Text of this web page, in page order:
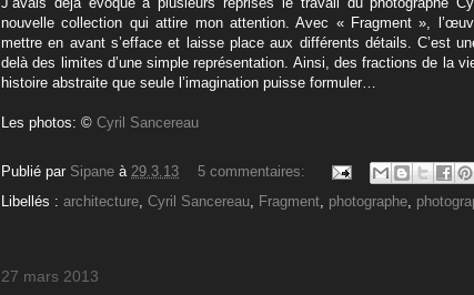
nouvelle collection qui attire mon attention. Avec « Fragment »,
mettre en avant s’efface et laisse place aux différents détails. C’est
delà des limites d’une simple représentation. Ainsi, des fractions de la
histoire abstraite que seule l’imagination puisse formuler…
Les photos: © Cyril Sancereau
Publié par Sipane à 29.3.13
5 commentaires:
Libellés : architecture Cyril Sancereau Fragment photographe
27 mars 2013